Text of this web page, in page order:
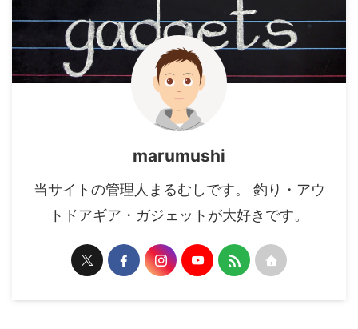
marumushi
当サイトの管理人まるむしです。 釣り・アウ
トドアギア・ガジェットが大好きです。